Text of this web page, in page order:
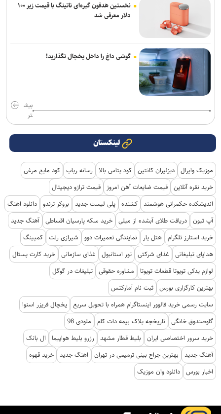
نخستین هدفون گیره‌ای ناتینگ با قیمت زیر ۱۰۰
دلار معرفی شد
گوشی داغ را داخل یخچال نگذارید!
بیش
تر
لینکستان
موزیک وایرال دیزلیران کانتین کود پتاس بالا رسانه رپاپ کود مایع مرغی
خرید نقره آنلاین قیمت ضایعات آهن امروز
قیمت ترازو دیجیتال
اندیشکده حکمرانی هوشمند کشنده پلی لیست جدید بروکر ترندو دانلود اهنگ
آپ تیون دریافت طلای آبشده از میلی خرید سکه پارسیان اقساطی آهنگ جدید
خرید استارز تلگرام هتل یار نمایندگی تعمیرات دوو شیرازی رنت کمپینگ
هدایای تبلیغاتی
غذای شرکتی تور استانبول غذای سازمانی خرید کارت پستال
لوازم یدکی تویوتا قطعات تویوتا
مشاوره حقوقی تبلیغات در گوگل
بهترین کارگزاری بورس ثبت نام آمارکتس
سایت رسمی خرید فالوور اینستاگرام همراه با تحویل سریع یخچال فریزر اسنوا
گاوصندوق خانگی تاریخچه پلاک بیمه دات کام
ملودی 98
خرید سرور اختصاصی ایران
بلیط قطار مشهد رزرو بلیط هواپیما
ال بانک
آهنگ جدید
بهترین جراح بینی ترمیمی در تهران اهنگ جدید خرید قهوه
اخبار بورس دانلود وان موزیک